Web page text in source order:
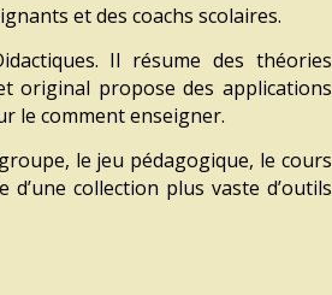
et des coachs scolaires.
Il résume des théories
original propose des applications
le comment enseigner.
le jeu pédagogique, le cours
d’une collection plus vaste d’outils